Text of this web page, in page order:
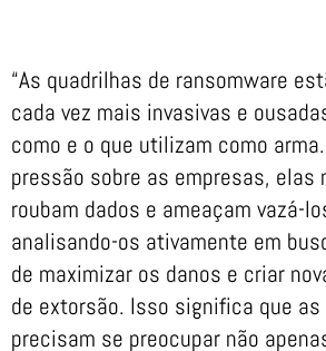
“As quadrilhas de ransomware
cada vez mais invasivas e
como e o que utilizam como
pressão sobre as empresas, elas
roubam dados e ameaçam vazá-
analisando-os ativamente em
de maximizar os danos e criar
de extorsão. Isso significa que
precisam se preocupar não